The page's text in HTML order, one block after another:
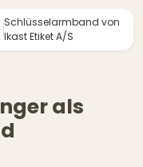
Schlüsselarmband von
Ikast Etiket A/S
als